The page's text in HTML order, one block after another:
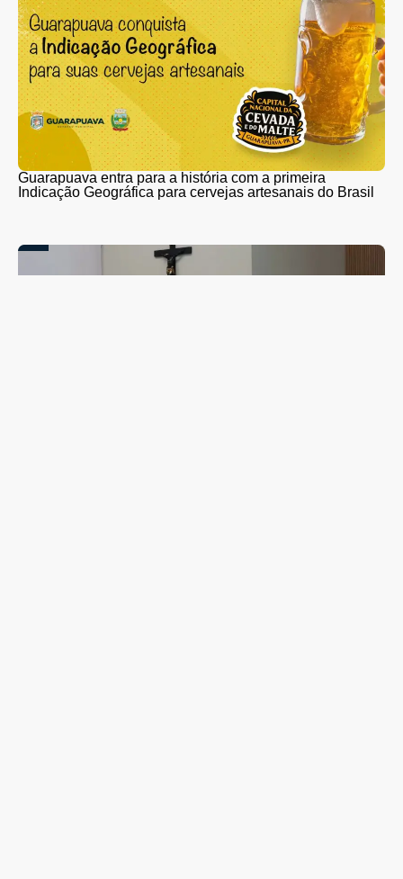
Guarapuava entra para a história com a primeira
Indicação Geográfica para cervejas artesanais do Brasil